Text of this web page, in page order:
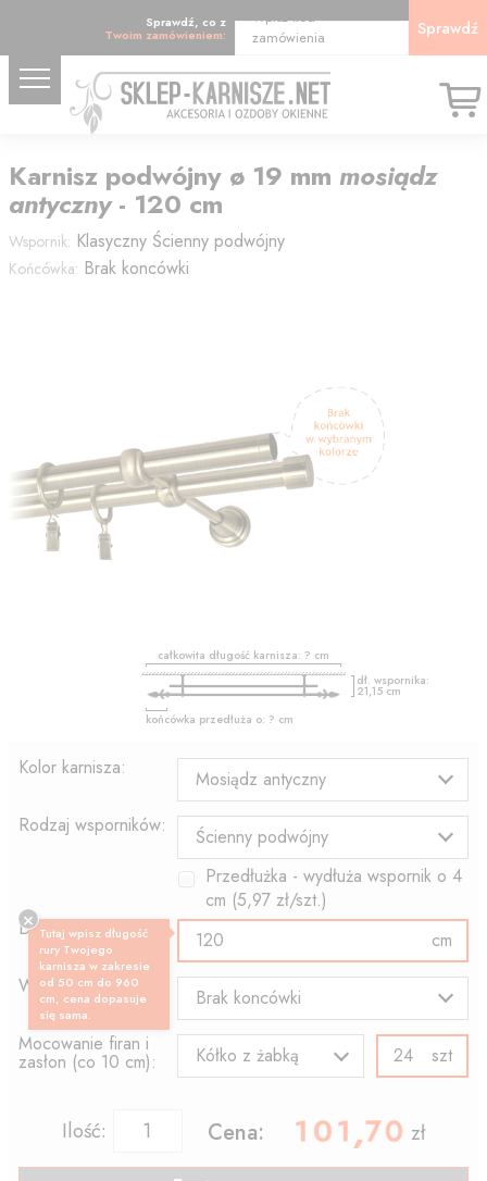
Sprawdź, co z
Twoim zamówieniem:
Wpisz kod
zamówienia
Sprawdź
Karnisz podwójny ø 19 mm mosiądz
antyczny- 120 cm
Wspornik: Klasyczny Ścienny podwójny
Końcówka: Brak koncówki
całkowita długość karnisza: ? cm
dł. wspornika:
21,15 cm
końcówka przedłuża o: ? cm
Kolor karnisza:
Mosiądz antyczny
Rodzaj wsporników:
Ścienny podwójny
Przedłużka - wydłuża wspornik o 4
cm (5,97zł/szt.)
Długość rury:
cm
Wzór końcówki:
Brak koncówki
Mocowanie firan i
zasłon (co 10 cm): Kółko z żabką szt
Ilość: Cena: , zł
Tutaj wpisz długość
rury Twojego
karnisza w zakresie
od 50 cm do 960
cm, cena dopasuje
się sama.